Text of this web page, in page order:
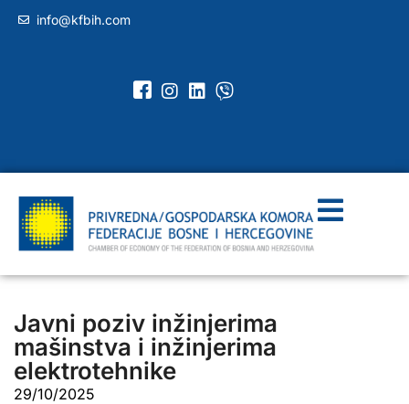
info@kfbih.com
Javni poziv inžinjerima
mašinstva i inžinjerima
elektrotehnike
29/10/2025